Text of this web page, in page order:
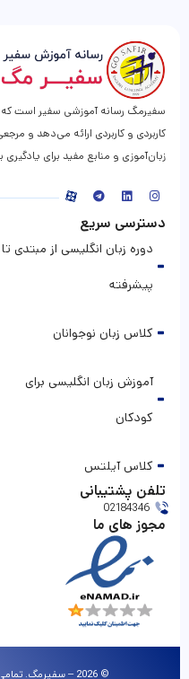
سفیرمگ رسانه آموزشی سفیر است که
کاربردی و کاربردی ارائه می‌دهد و
زبان‌آموزی و منابع مفید برای
دسترسی سریع
دوره زبان انگلیسی از مبتدی تا
پیشرفته
کلاس زبان نوجوانان
آموزش زبان انگلیسی برای
کودکان
کلاس آیلتس
تلفن پشتیبانی
02184346
مجوز های ما
© 2026 – سفیرمگ. تمامی حقوق این سایت محفوظ است.